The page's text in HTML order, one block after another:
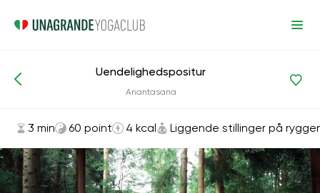
Liggende stillinger på ryggen
Uendelighedspositur
Anantasana
3 min 60 point 4 kcal Liggende stillinger på